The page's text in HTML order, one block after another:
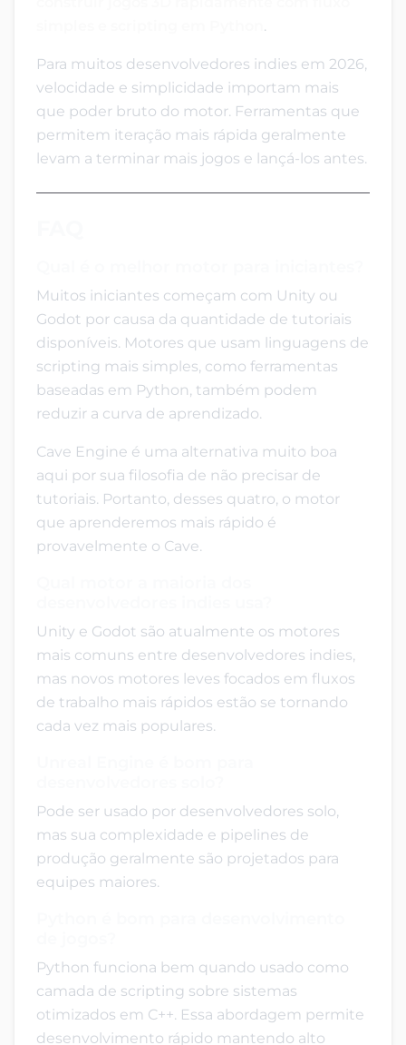
.
Para muitos desenvolvedores indies em 2026,
velocidade e simplicidade importam mais
que poder bruto do motor. Ferramentas que
permitem iteração mais rápida geralmente
levam a terminar mais jogos e lançá-los antes.
Muitos iniciantes começam com Unity ou
Godot por causa da quantidade de tutoriais
disponíveis. Motores que usam linguagens de
scripting mais simples, como ferramentas
baseadas em Python, também podem
reduzir a curva de aprendizado.
Cave Engine é uma alternativa muito boa
aqui por sua filosofia de não precisar de
tutoriais. Portanto, desses quatro, o motor
que aprenderemos mais rápido é
provavelmente o Cave.
Unity e Godot são atualmente os motores
mais comuns entre desenvolvedores indies,
mas novos motores leves focados em fluxos
de trabalho mais rápidos estão se tornando
cada vez mais populares.
Pode ser usado por desenvolvedores solo,
mas sua complexidade e pipelines de
produção geralmente são projetados para
equipes maiores.
Python funciona bem quando usado como
camada de scripting sobre sistemas
otimizados em C++. Essa abordagem permite
desenvolvimento rápido mantendo alto